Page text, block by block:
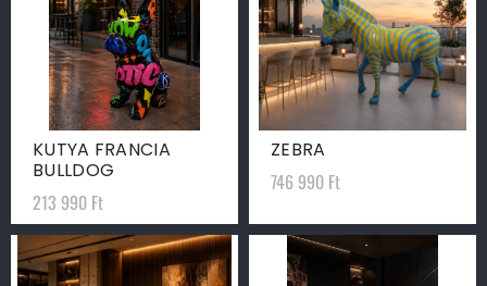
KUTYA FRANCIA
BULLDOG
213 990 Ft
ZEBRA
746 990 Ft